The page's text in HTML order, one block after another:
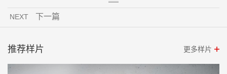
NEXT 下一篇
推荐样片 更多样片